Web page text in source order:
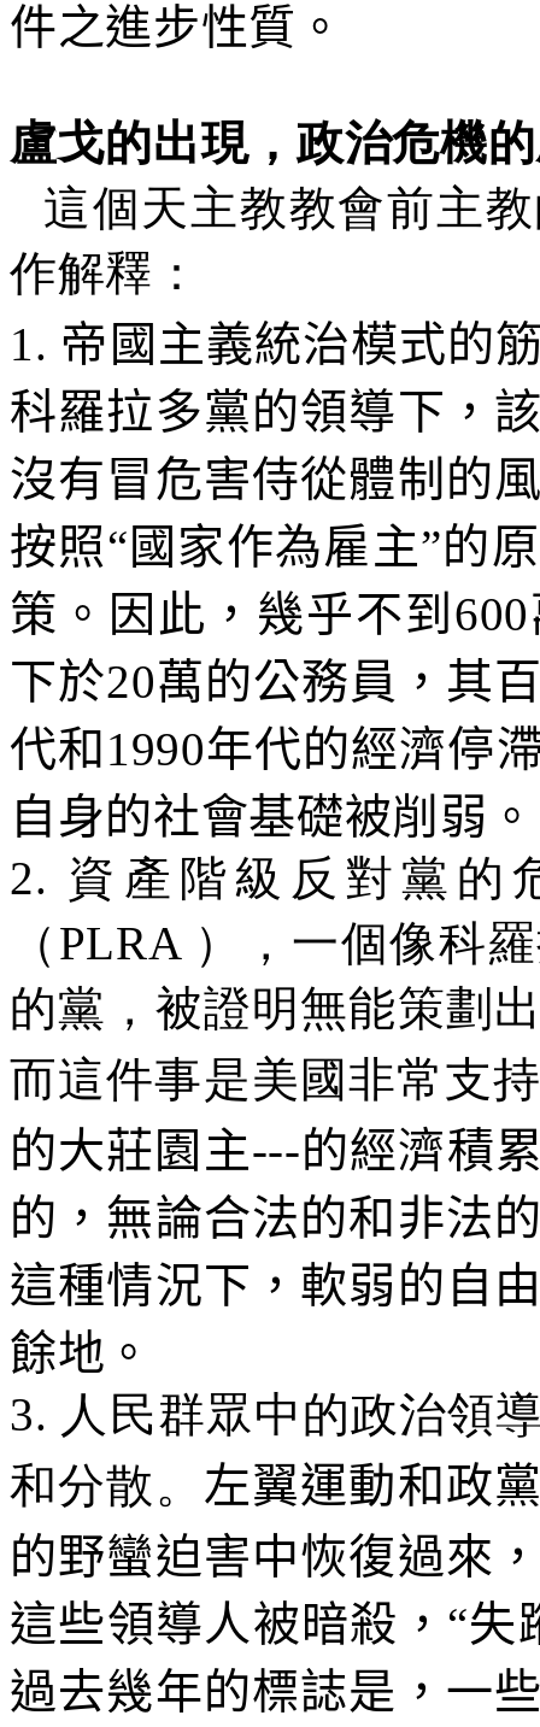
件之進步性質。
盧戈的出現，政治危機
這個天主教教會前主
作解釋：
1. 帝國主義統治模式的
科羅拉多黨的領導下，
沒有冒危害侍從體制的
按照“國家作為雇主”的
策。因此，幾乎不到 600
下於20萬的公務員，其
代和 1990年代的經濟停
自身的社會基礎被削弱。
2. 資產階級反對黨的
（ PLRA ），一個像科
的黨，被證明無能策劃
而這件事是美國非常支
的大莊園主---的經濟積
的，無論合法的和非法
這種情況下，軟弱的自
餘地。
3. 人民群眾中的政治領
和分散。 左翼運動和政
的野蠻迫害中恢復過來
這些領導人被暗殺，“
過去幾年的標誌是，一